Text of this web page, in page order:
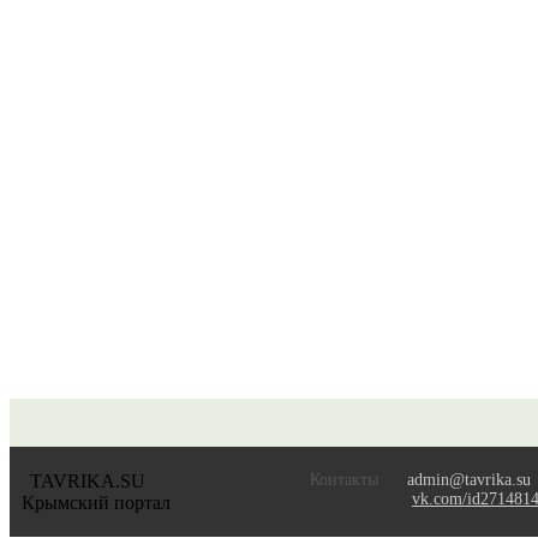
TAVRIKA.SU
Крымский портал
Контакты
admin@tavrika.su
vk.com/